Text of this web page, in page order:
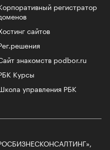
регистратор
сайтов
знакомств podbor.ru
Курсы
управления РБК